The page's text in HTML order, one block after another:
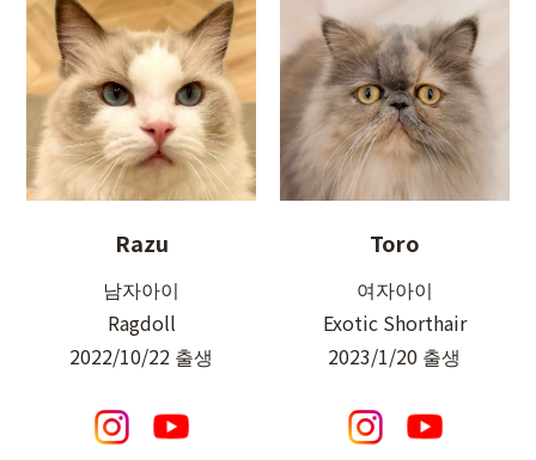
Razu
남자아이
Ragdoll
2022/10/22 출생
Toro
여자아이
Exotic Shorthair
2023/1/20 출생